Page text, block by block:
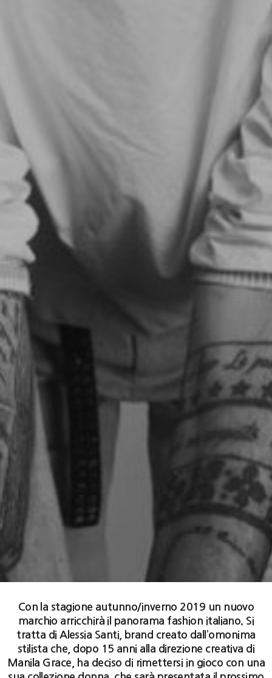
Con la stagione autunno/inverno 2019 un nuovo
marchio arricchirà il panorama fashion italiano. Si
tratta di Alessia Santi, brand creato dall’omonima
stilista che, dopo 15 anni alla direzione creativa di
Manila Grace, ha deciso di rimettersi in gioco con una